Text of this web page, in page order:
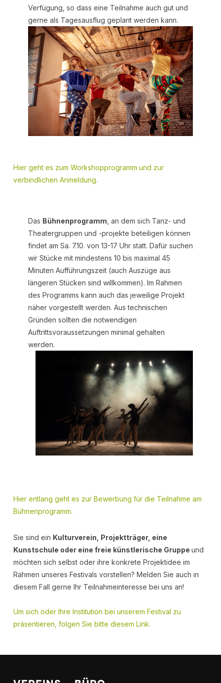
Verfügung, so dass eine Teilnahme auch gut und
gerne als Tagesausflug geplant werden kann.
Hier geht es zum Workshopprogramm und zur
verbindlichen Anmeldung.
Das Bühnenprogramm , an dem sich Tanz- und
Theatergruppen und -projekte beteiligen können
findet am Sa. 7.10. von 13-17 Uhr statt. Dafür suchen
wir Stücke mit mindestens 10 bis maximal 45
Minuten Aufführungszeit (auch Auszüge aus
längeren Stücken sind willkommen). Im Rahmen
des Programms kann auch das jeweilige Projekt
näher vorgestellt werden. Aus technischen
Gründen sollten die notwendigen
Auftrittsvoraussetzungen minimal gehalten
werden.
Hier entlang geht es zur Bewerbung für die Teilnahme am
Bühnenprogramm.
Sie sind ein Kulturverein, Projektträger, eine
Kunstschule oder eine freie künstlerische Gruppe und
möchten sich selbst oder ihre konkrete Projektidee im
Rahmen unseres Festivals vorstellen? Melden Sie auch in
diesem Fall gerne Ihr Teilnahmeinteresse bei uns an!
Um sich oder Ihre Institution bei unserem Festival zu
präsentieren, folgen Sie bitte diesem Link.